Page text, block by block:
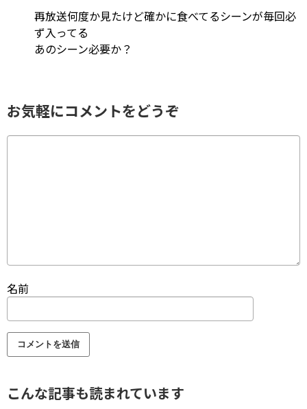
再放送何度か見たけど確かに食べてるシーンが毎回必
ず入ってる
あのシーン必要か？
お気軽にコメントをどうぞ
名前
こんな記事も読まれています